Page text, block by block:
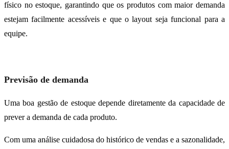
físico no estoque, garantindo que os produtos com maior demanda
estejam facilmente acessíveis e que o layout seja funcional para a
equipe.
Previsão de demanda
Uma boa gestão de estoque depende diretamente da capacidade de
prever a demanda de cada produto.
Com uma análise cuidadosa do histórico de vendas e a sazonalidade,